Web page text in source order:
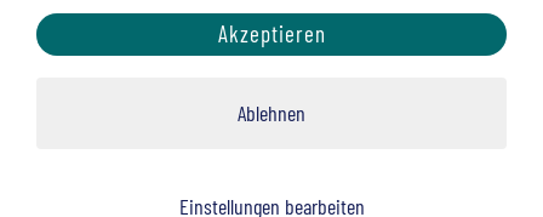
Akzeptieren
Ablehnen
Einstellungen bearbeiten